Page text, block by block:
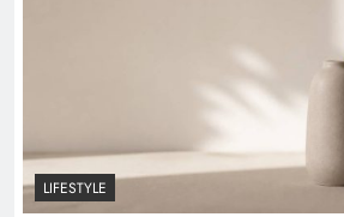
LIFESTYLE